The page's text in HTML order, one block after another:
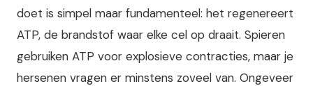
doet is simpel maar fundamenteel: het regenereert
ATP, de brandstof waar elke cel op draait. Spieren
gebruiken ATP voor explosieve contracties, maar je
hersenen vragen er minstens zoveel van. Ongeveer